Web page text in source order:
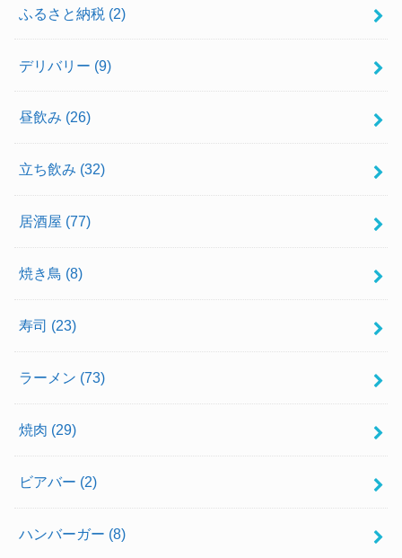
ふるさと納税 (2)
デリバリー (9)
昼飲み (26)
立ち飲み (32)
居酒屋 (77)
焼き鳥 (8)
寿司 (23)
ラーメン (73)
焼肉 (29)
ビアバー (2)
ハンバーガー (8)